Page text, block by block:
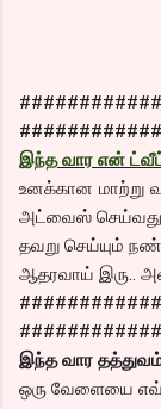
இந்த வார என் ட்வீட்
உனக்கான மாற்று
அட்வைஸ் செய்வது
தவறு செய்யும்
ஆதரவாய் இரு..
இந்த வார
ஒரு வேளையை